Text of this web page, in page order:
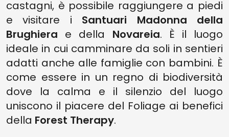
castagni, è possibile raggiungere a piedi
e visitare i Santuari Madonna della
Brughiera e della Novareia. È il luogo
ideale in cui camminare da soli in sentieri
adatti anche alle famiglie con bambini. È
come essere in un regno di biodiversità
dove la calma e il silenzio del luogo
uniscono il piacere del Foliage ai benefici
della Forest Therapy.